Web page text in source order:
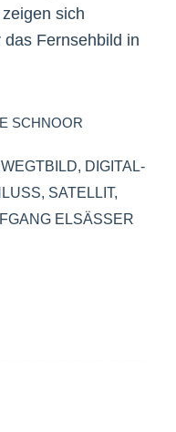
sich
Fernsehbild in
SCHNOOR
, DIGITAL-
, SATELLIT,
ELSÄSSER